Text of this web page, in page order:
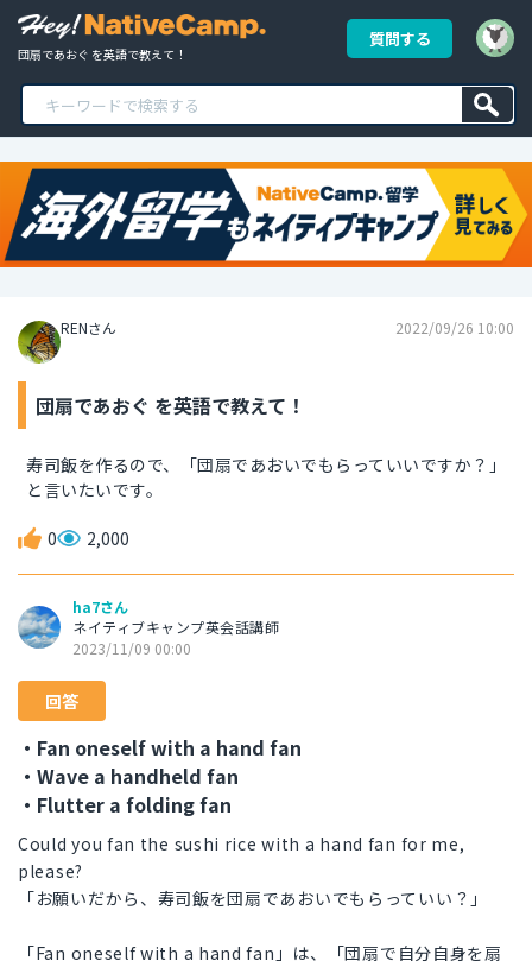
団扇であおぐ を英語で教えて！
質問する
RENさん 2022/09/26 10:00
団扇であおぐ を英語で教えて！
寿司飯を作るので、「団扇であおいでもらっていいですか？」
と言いたいです。
0 2,000
ha7さん
ネイティブキャンプ英会話講師
2023/11/09 00:00
回答
・Fan oneself with a hand fan
・Wave a handheld fan
・Flutter a folding fan
Could you fan the sushi rice with a hand fan for me,
please?
「お願いだから、寿司飯を団扇であおいでもらっていい？」
「Fan oneself with a hand fan」は、「団扇で自分自身を扇